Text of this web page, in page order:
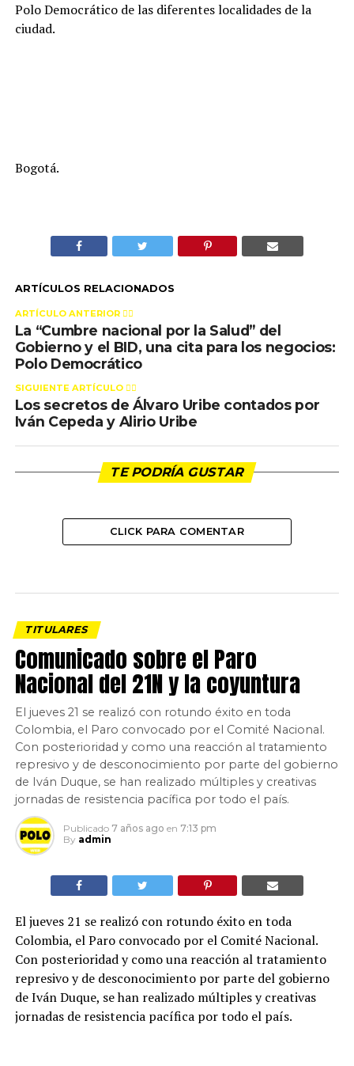
Polo Democrático de las diferentes localidades de la
ciudad.
Bogotá.
ARTÍCULOS RELACIONADOS
ARTÍCULO ANTERIOR 👉🏻
La “Cumbre nacional por la Salud” del
Gobierno y el BID, una cita para los negocios:
Polo Democrático
SIGUIENTE ARTÍCULO 👈🏻
Los secretos de Álvaro Uribe contados por
Iván Cepeda y Alirio Uribe
TE PODRÍA GUSTAR
CLICK PARA COMENTAR
TITULARES
Comunicado sobre el Paro
Nacional del 21N y la coyuntura
El jueves 21 se realizó con rotundo éxito en toda
Colombia, el Paro convocado por el Comité Nacional.
Con posterioridad y como una reacción al tratamiento
represivo y de desconocimiento por parte del gobierno
de Iván Duque, se han realizado múltiples y creativas
jornadas de resistencia pacífica por todo el país.
Publicado 7 años ago en 7:13 pm
By admin
El jueves 21 se realizó con rotundo éxito en toda
Colombia, el Paro convocado por el Comité Nacional.
Con posterioridad y como una reacción al tratamiento
represivo y de desconocimiento por parte del gobierno
de Iván Duque, se han realizado múltiples y creativas
jornadas de resistencia pacífica por todo el país.